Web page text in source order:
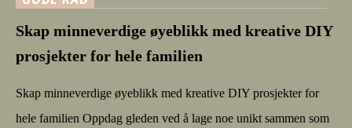
Skap minneverdige øyeblikk med kreative DIY
prosjekter for hele familien
Skap minneverdige øyeblikk med kreative DIY prosjekter for
hele familien Oppdag gleden ved å lage noe unikt sammen som